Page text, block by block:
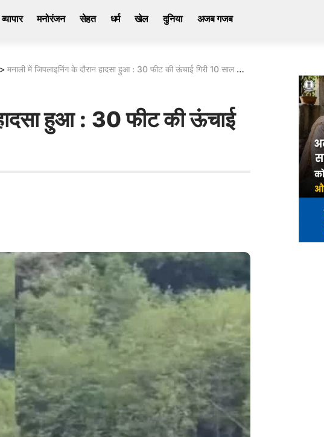
व्यापार मनोरंजन सेहत धर्म खेल दुनिया अजब गजब
> मनाली में जिपलाइनिंग के दौरान हादसा हुआ : 30 फीट की ऊंचाई गिरी 10 साल की बच्ची
हुआ : 30 फीट की ऊंचाई